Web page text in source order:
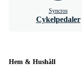
Syncros
Cykelpedaler
Hem & Hushåll